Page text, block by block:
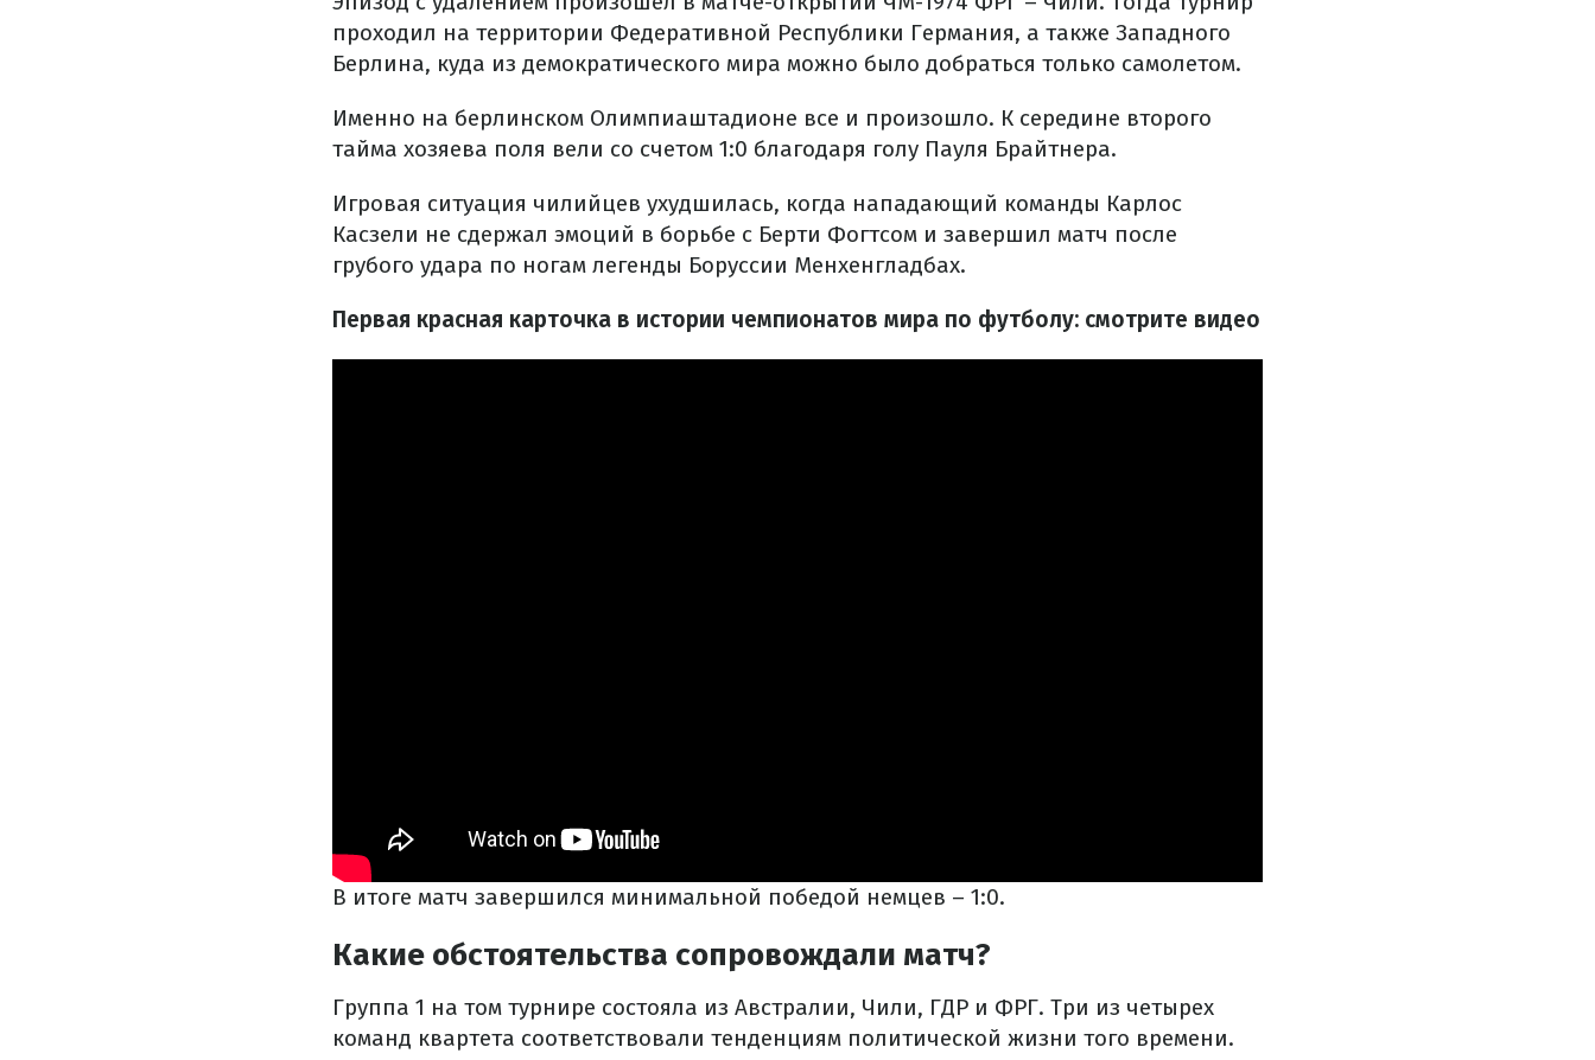
проходил на территории Федеративной Республики Германия, а также Западного
Берлина, куда из демократического мира можно было добраться только самолетом.
Именно на берлинском Олимпиаштадионе все и произошло. К середине второго
тайма хозяева поля вели со счетом 1:0 благодаря голу Пауля Брайтнера.
Игровая ситуация чилийцев ухудшилась, когда нападающий команды Карлос
Касзели не сдержал эмоций в борьбе с Берти Фогтсом и завершил матч после
грубого удара по ногам легенды Боруссии Менхенгладбах.
Первая красная карточка в истории чемпионатов мира по футболу: смотрите видео
В итоге матч завершился минимальной победой немцев – 1:0.
Какие обстоятельства сопровождали матч?
Группа 1 на том турнире состояла из Австралии, Чили, ГДР и ФРГ. Три из четырех
команд квартета соответствовали тенденциям политической жизни того времени.